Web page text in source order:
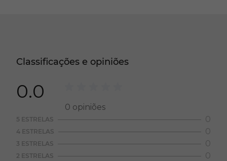
Classificações e opiniões
0.0
0 opiniões
5 ESTRELAS 0
4 ESTRELAS 0
3 ESTRELAS 0
2 ESTRELAS 0